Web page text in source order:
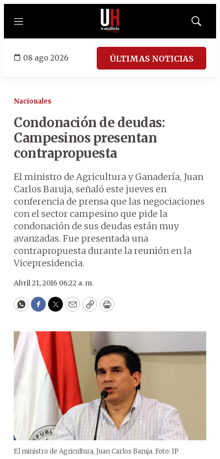
Menú
Mostrar
08 ago 2026 ÚLTIMAS NOTICIAS
Nacionales
Condonación de deudas:
Campesinos presentan
contrapropuesta
El ministro de Agricultura y Ganadería, Juan
Carlos Baruja, señaló este jueves en
conferencia de prensa que las negociaciones
con el sector campesino que pide la
condonación de sus deudas están muy
avanzadas. Fue presentada una
contrapropuesta durante la reunión en la
Vicepresidencia.
Abril 21, 2016 06:22 a. m.
WhatsApp
Facebook
Twitter
EmailCopyPrint
El ministro de Agricultura, Juan Carlos Baruja. Foto: IP